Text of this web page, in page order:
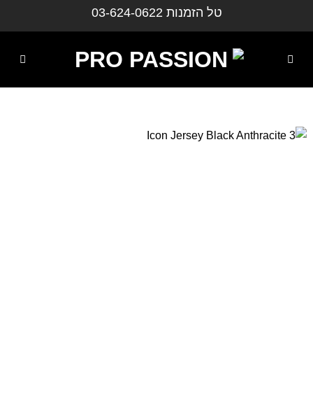
טל הזמנות 03-624-0622